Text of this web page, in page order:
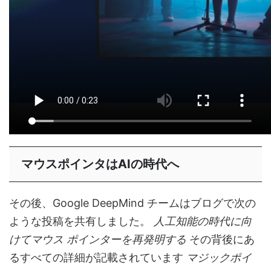
マウスポインタはAIの時代へ
その後、Google DeepMind チームはブログで次の
ような投稿を共有しました。
人工知能の時代に向
けてマウス ポインターを再発明する その背後にあ
るすべての詳細が記載されています マジックポイ